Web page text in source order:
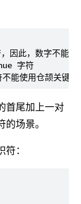
此，数字不能作
字符
首尾加上一对
场景。
：